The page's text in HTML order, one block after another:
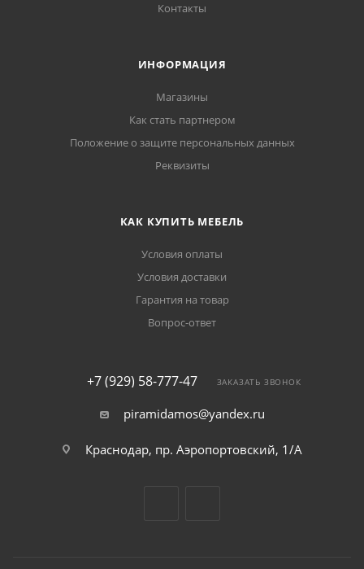
Контакты
ИНФОРМАЦИЯ
Магазины
Как стать партнером
Положение о защите персональных данных
Реквизиты
КАК КУПИТЬ МЕБЕЛЬ
Условия оплаты
Условия доставки
Гарантия на товар
Вопрос-ответ
+7 (929) 58-777-47 ЗАКАЗАТЬ ЗВОНОК
piramidamos@yandex.ru
Краснодар, пр. Аэропортовский, 1/А